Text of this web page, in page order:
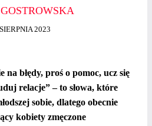
2023
błędy, proś o pomoc, ucz się
relacje” – to słowa, które
sobie, dlatego obecnie
kobiety zmęczone